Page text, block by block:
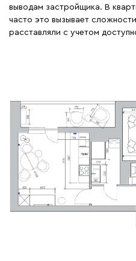
выводам застройщика. В
часто это вызывает
расставляли с учетом